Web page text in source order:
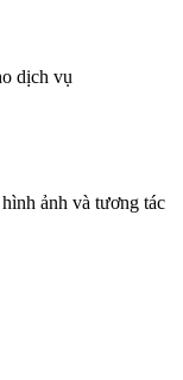
dịch vụ
ảnh và tương tác